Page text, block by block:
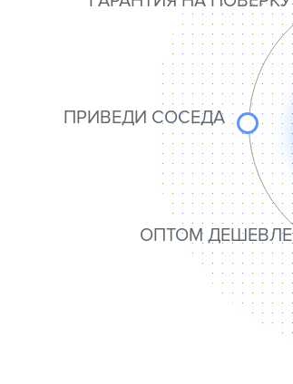
ОПТОМ ДЕШЕВЛЕ
ПРИВЕДИ СОСЕДА